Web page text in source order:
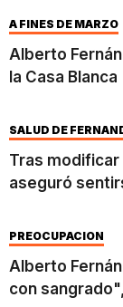
A FINES DE MARZO
Alberto
la Casa Blanca
SALUD DE
Tras modificar
aseguró
PREOCUPACIÓN
Alberto
con